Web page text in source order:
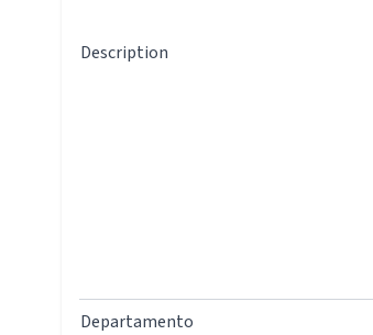
Description
Departamento